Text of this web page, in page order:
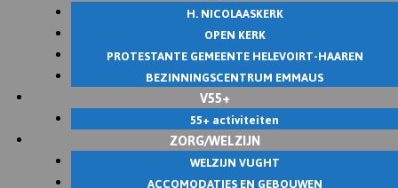
H. NICOLAASKERK
OPEN KERK
PROTESTANTE GEMEENTE HELEVOIRT-HAAREN
BEZINNINGSCENTRUM EMMAUS
V55+
55+ activiteiten
ZORG/WELZIJN
WELZIJN VUGHT
ACCOMODATIES EN GEBOUWEN